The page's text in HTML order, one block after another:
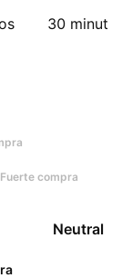
30
Fuerte compra
Neutral